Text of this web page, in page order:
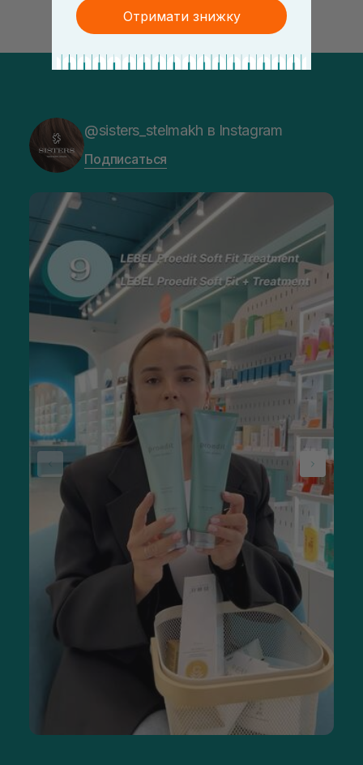
@sisters_stelmakh в Instagram
Подписаться
Отримати знижку